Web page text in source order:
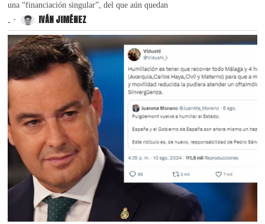
una “financiación singular”, del que aún quedan
. IVÁN JIMÉNEZ